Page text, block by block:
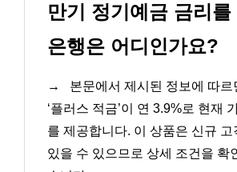
만기 정기예금 금리
은행은 어디인가요?
→
본문에서 제시된 정보에 따르
‘플러스 적금’이 연 3.9%로 현재
를 제공합니다. 이 상품은 신규 고
있을 수 있으므로 상세 조건을 확